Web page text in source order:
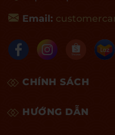
Email:
CHÍNH SÁCH
HƯỚNG DẪN